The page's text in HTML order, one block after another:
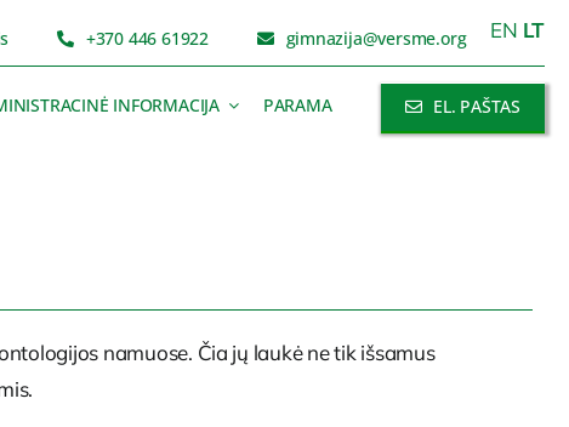
+370 446 61922 gimnazija@versme.org EN LT
INFORMACIJA PARAMA EL. PAŠTAS
namuose. Čia jų laukė ne tik išsamus